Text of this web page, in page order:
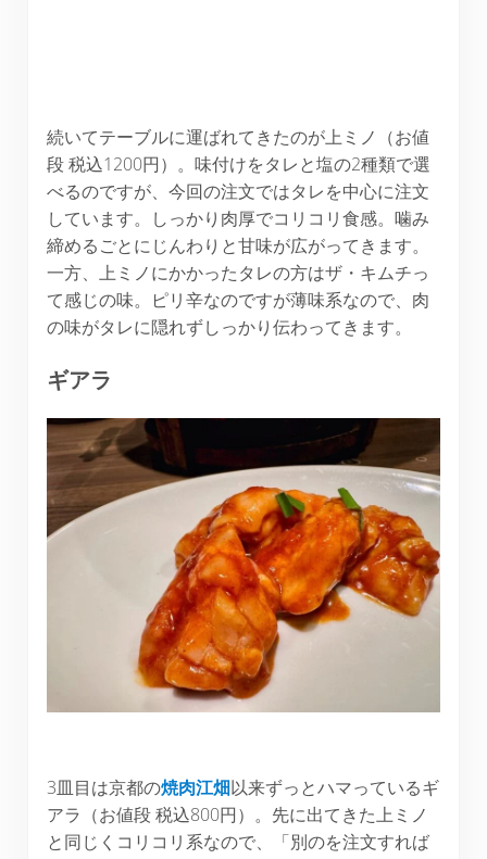
続いてテーブルに運ばれてきたのが上ミノ（お値
段 税込1200円）。味付けをタレと塩の2種類で選
べるのですが、今回の注文ではタレを中心に注文
しています。しっかり肉厚でコリコリ食感。噛み
締めるごとにじんわりと甘味が広がってきます。
一方、上ミノにかかったタレの方はザ・キムチっ
て感じの味。ピリ辛なのですが薄味系なので、肉
の味がタレに隠れずしっかり伝わってきます。
ギアラ
3皿目は京都の焼肉江畑以来ずっとハマっているギ
アラ（お値段 税込800円）。先に出てきた上ミノ
と同じくコリコリ系なので、「別のを注文すれば